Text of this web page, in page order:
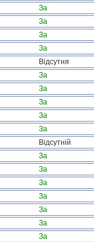
За
За
За
За
Відсутня
За
За
За
За
За
Відсутній
За
За
За
За
За
За
За